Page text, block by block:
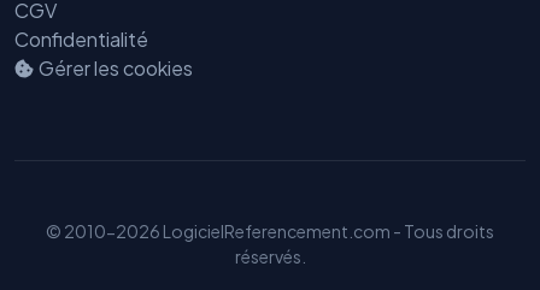
CGV
Confidentialité
Gérer les cookies
© 2010-2026 LogicielReferencement.com - Tous droits
réservés.